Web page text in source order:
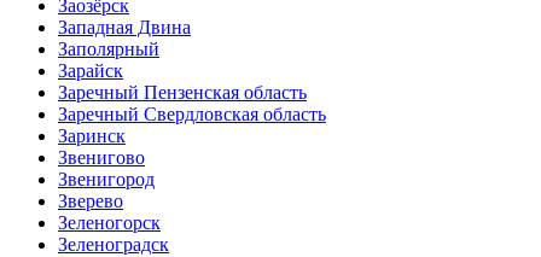
Заозёрск
Западная Двина
Заполярный
Зарайск
Заречный Пензенская область
Заречный Свердловская область
Заринск
Звенигово
Звенигород
Зверево
Зеленогорск
Зеленоградск